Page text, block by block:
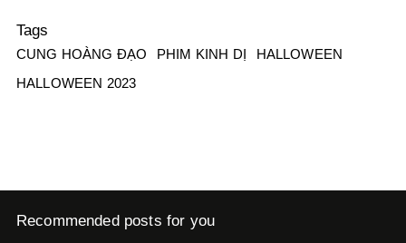
Tags
CUNG HOÀNG ĐẠO PHIM KINH DỊ
HALLOWEEN
HALLOWEEN 2023
Recommended posts for you